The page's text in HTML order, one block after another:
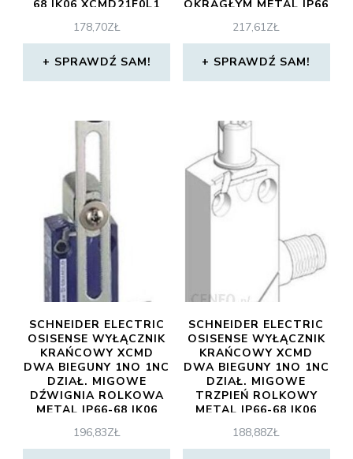
68 IK06 XCMD21F0L1
178,70ZŁ
SPRAWDŹ SAM!
OKRĄGŁYM METAL IP66
217,61ZŁ
SPRAWDŹ SAM!
SCHNEIDER ELECTRIC
OSISENSE WYŁĄCZNIK
KRAŃCOWY XCMD
DWA BIEGUNY 1NO 1NC
DZIAŁ. MIGOWE
DŹWIGNIA ROLKOWA
METAL IP66-68 IK06
196,83ZŁ
SCHNEIDER ELECTRIC
OSISENSE WYŁĄCZNIK
KRAŃCOWY XCMD
DWA BIEGUNY 1NO 1NC
DZIAŁ. MIGOWE
TRZPIEŃ ROLKOWY
METAL IP66-68 IK06
188,88ZŁ